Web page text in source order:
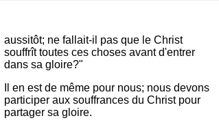
aussitôt; ne fallait-il pas que le Christ
souffrît toutes ces choses avant d'entrer
dans sa gloire?"
Il en est de même pour nous; nous devons
participer aux souffrances du Christ pour
partager sa gloire.